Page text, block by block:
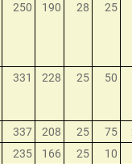
250 190 28 25
331 228 25 50
337 208 25 75
235 166 25
10